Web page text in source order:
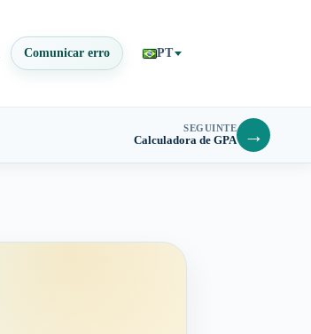
Comunicar erro PT
SEGUINTE
Calculadora de GPA →